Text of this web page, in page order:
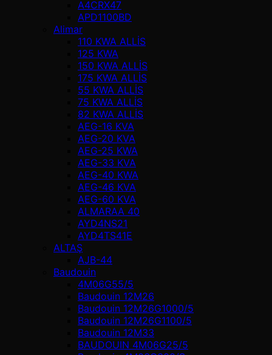
A4CRX47
APD1100BD
Alimar
110 KWA ALLİS
125 KWA
150 KWA ALLİS
175 KWA ALLİS
55 KWA ALLİS
75 KWA ALLİS
82 KWA ALLİS
AEG-16 KVA
AEG-20 KVA
AEG-25 KWA
AEG-33 KVA
AEG-40 KWA
AEG-46 KVA
AEG-60 KVA
ALMARAA 40
AYD4NS21
AYD4TS41E
ALTAŞ
AJB-44
Baudouin
4M06G55/5
Baudouin 12M26
Baudouin 12M26G1000/5
Baudouin 12M26G1100/5
Baudouin 12M33
BAUDOUIN 4M06G25/5